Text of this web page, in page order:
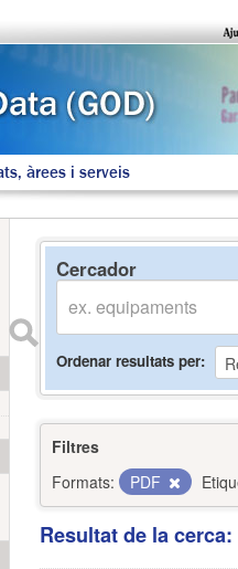
àrees i serveis
Cercador
Ordenar resultats per
Filtres
Formats:
PDF
Resultat de la